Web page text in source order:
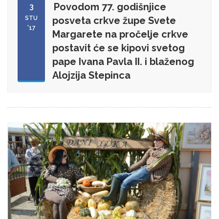
3
STU
'17
Povodom 77. godišnjice
posveta crkve župe Svete
Margarete na pročelje crkve
postavit će se kipovi svetog
pape Ivana Pavla II. i blaženog
Alojzija Stepinca